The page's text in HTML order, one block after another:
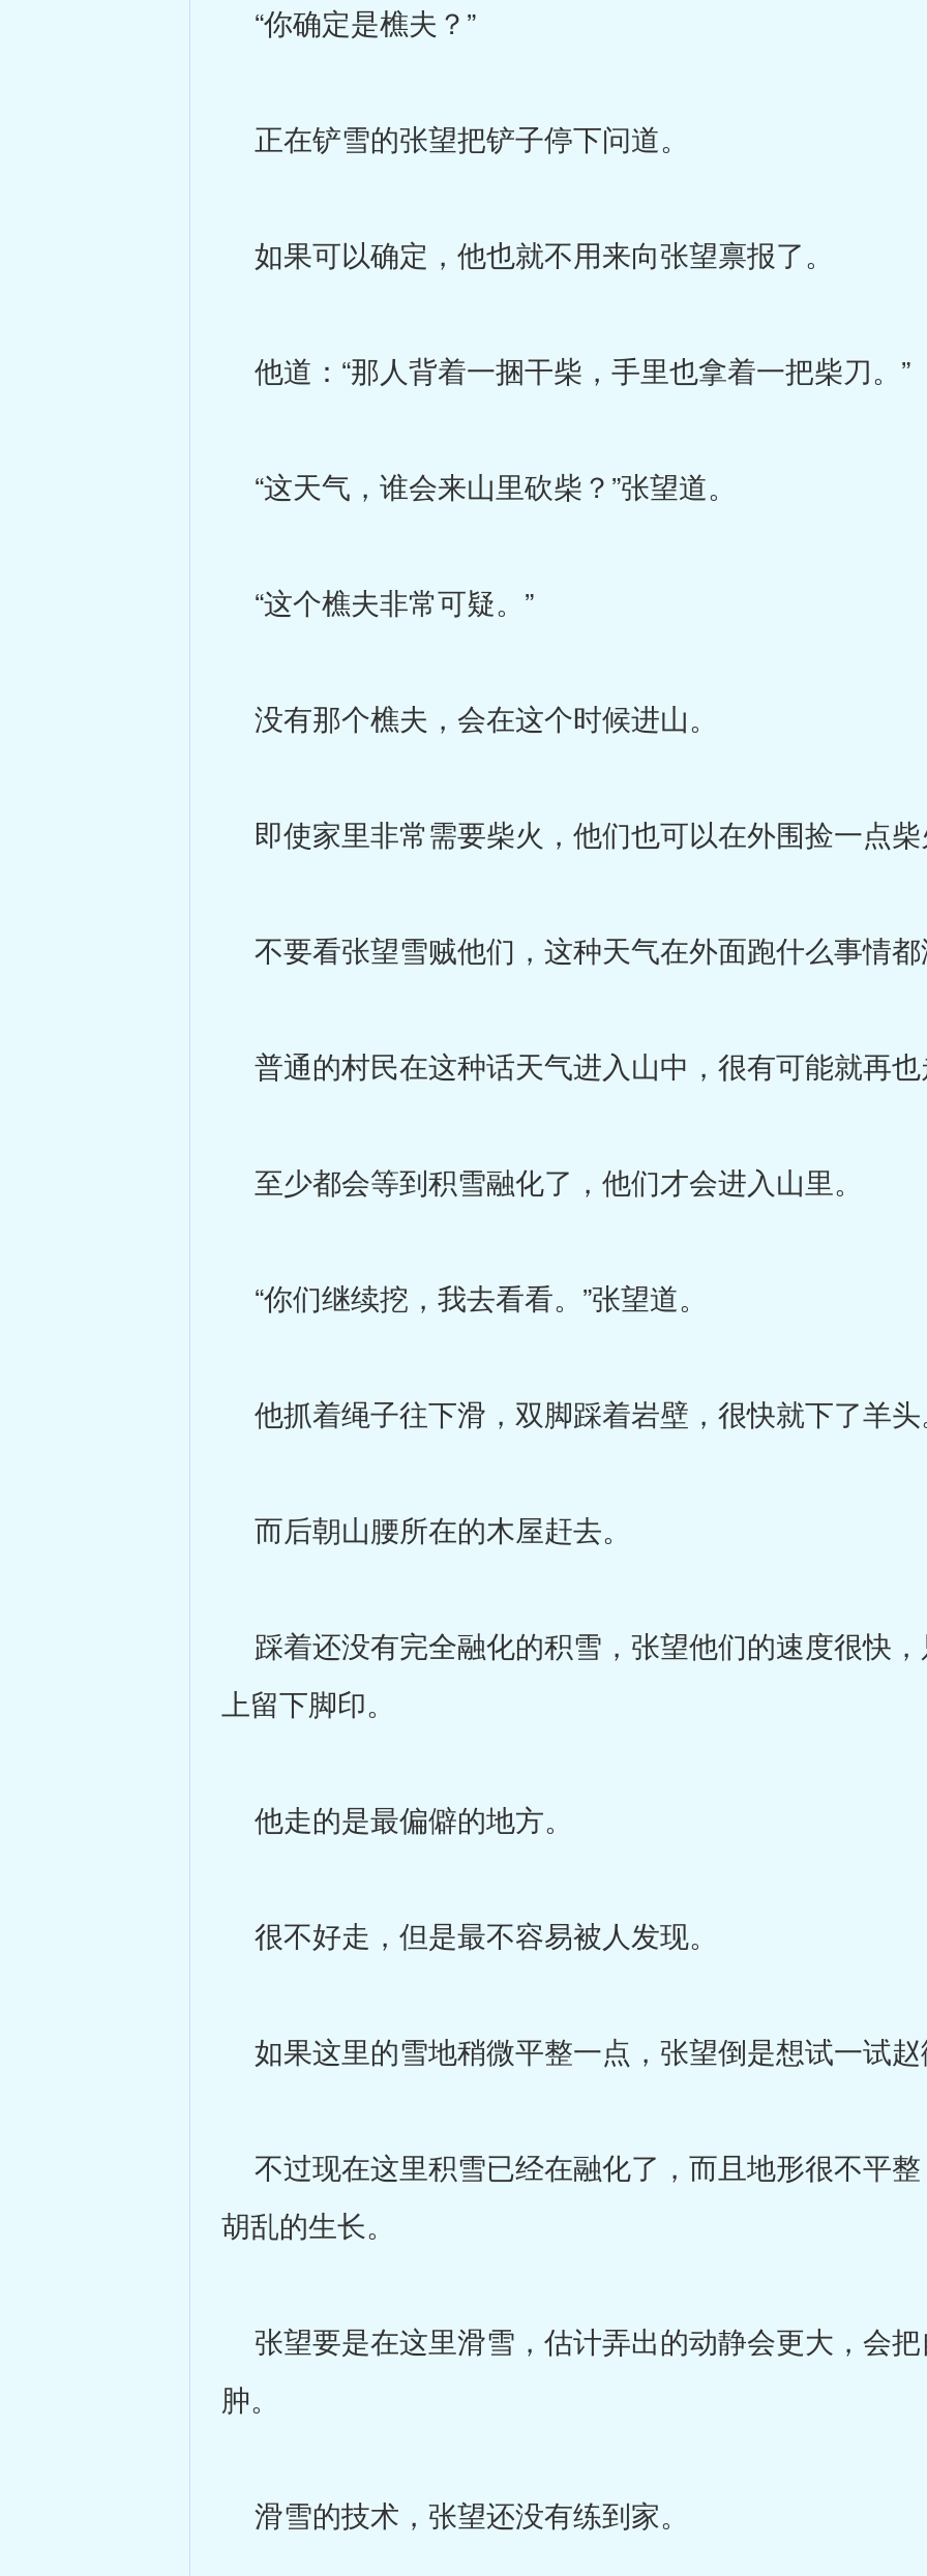
“你确定是樵夫？”
正在铲雪的张望把铲子停下问道。
如果可以确定，他也就不用来向张望禀报了。
他道：“那人背着一捆干柴，手里也拿着一把柴刀。”
“这天气，谁会来山里砍柴？”张望道。
“这个樵夫非常可疑。”
没有那个樵夫，会在这个时候进山。
即使家里非常需要柴火，他们也可以在外围捡一点
不要看张望雪贼他们，这种天气在外面跑什么事情
普通的村民在这种话天气进入山中，很有可能就再
至少都会等到积雪融化了，他们才会进入山里。
“你们继续挖，我去看看。”张望道。
他抓着绳子往下滑，双脚踩着岩壁，很快就下了羊
而后朝山腰所在的木屋赶去。
踩着还没有完全融化的积雪，张望他们的速度很快
上留下脚印。
他走的是最偏僻的地方。
很不好走，但是最不容易被人发现。
如果这里的雪地稍微平整一点，张望倒是想试一试
不过现在这里积雪已经在融化了，而且地形很不平
胡乱的生长。
张望要是在这里滑雪，估计弄出的动静会更大，会
肿。
滑雪的技术，张望还没有练到家。